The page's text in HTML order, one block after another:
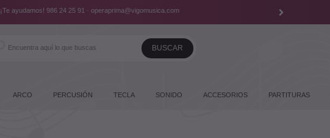
¡Te ayudamos! 986 24 25 91 · operaprima@vigomusica.com
ARCO PERCUSIÓN TECLA SONIDO ACCESORIOS PARTITURAS